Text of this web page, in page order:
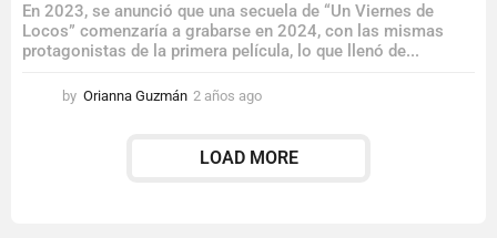
En 2023, se anunció que una secuela de “Un Viernes de
Locos” comenzaría a grabarse en 2024, con las mismas
protagonistas de la primera película, lo que llenó de...
by Orianna Guzmán 2 años ago
o
LOAD MORE